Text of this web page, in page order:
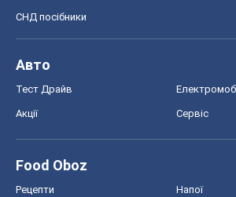
СНД посібники
Авто
Тест Драйв
Акції Сервіс
Food Oboz
Рецепти Напої